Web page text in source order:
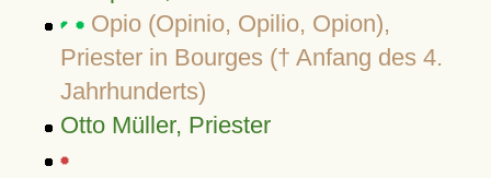
Opio (Opinio, Opilio, Opion),
Priester in Bourges († Anfang des 4.
Jahrhunderts)
Otto Müller, Priester